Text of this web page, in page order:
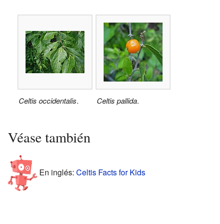
Celtis occidentalis. Celtis pallida.
Véase también
En inglés: Celtis Facts for Kids